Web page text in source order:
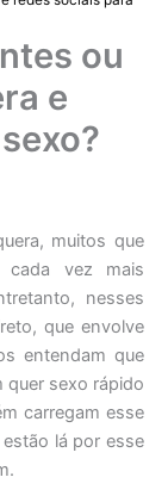
ou
e
muitos que
vez mais
nesses
que envolve
entendam que
quer sexo rápido
carregam esse
lá por esse